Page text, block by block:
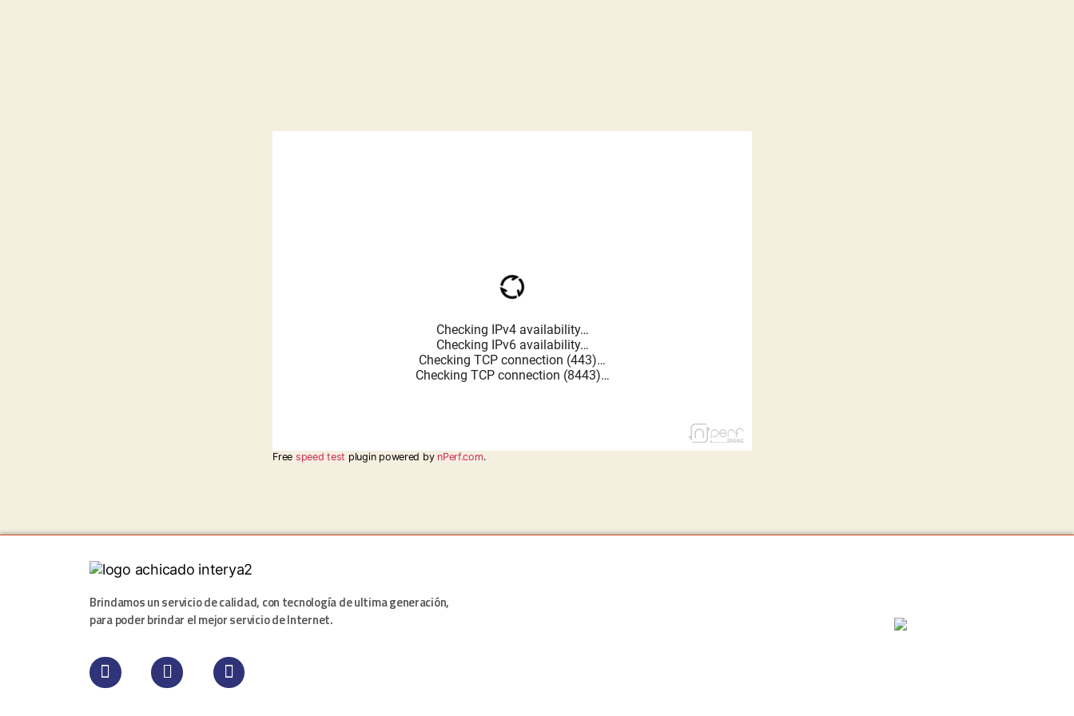
Free speed test plugin powered by nPerf.com.
Brindamos un servicio de calidad, con tecnología de ultima generación,
para poder brindar el mejor servicio de Internet.